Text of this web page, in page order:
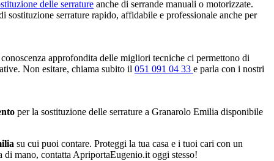
delle serrature anche di serrande manuali o motorizzate.
sostituzione serrature rapido, affidabile e professionale anche per
approfondita delle migliori tecniche ci permettono di
Non esitare, chiama subito il 051 091 04 33 e parla con i nostri
per la sostituzione delle serrature a Granarolo Emilia disponibile
su cui puoi contare. Proteggi la tua casa e i tuoi cari con un
mano, contatta ApriportaEugenio.it oggi stesso!